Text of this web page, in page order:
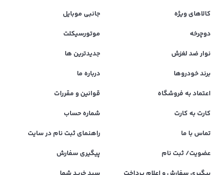
کالاهای ویژه
جانبی موبایل
دوچرخه
موتورسیکلت
نوار ضد لغزش
جدیدترین ها
برند خودروها
درباره ما
اعتماد به فروشگاه
قوانین و مقررات
کارت به کارت
شماره حساب
تماس با ما
راهنمای ثبت نام در سایت
عضویت/ ثبت نام
پیگیری سفارش